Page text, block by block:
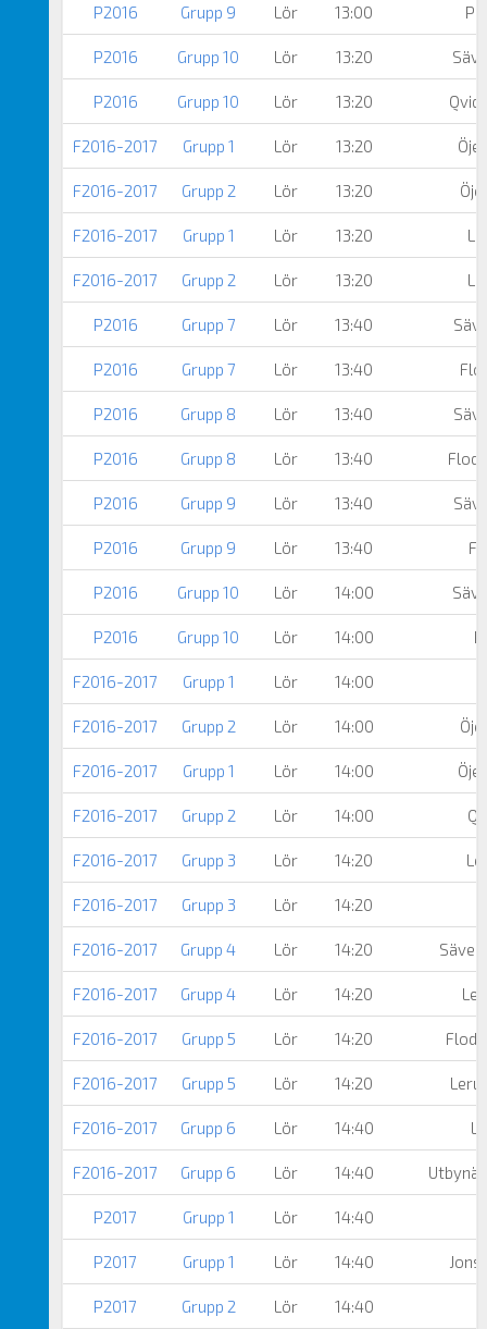
P2016 Grupp 9 Lör 13:00
P2016 Grupp 10 Lör 13:20
P2016 Grupp 10 Lör 13:20
F2016-2017 Grupp 1 Lör 13:20
F2016-2017 Grupp 2 Lör 13:20
F2016-2017 Grupp 1 Lör 13:20
F2016-2017 Grupp 2 Lör 13:20
P2016 Grupp 7 Lör 13:40
P2016 Grupp 7 Lör 13:40
P2016 Grupp 8 Lör 13:40
P2016 Grupp 8 Lör 13:40
P2016 Grupp 9 Lör 13:40
P2016 Grupp 9 Lör 13:40
P2016 Grupp 10 Lör 14:00
P2016 Grupp 10 Lör 14:00
F2016-2017 Grupp 1 Lör 14:00
F2016-2017 Grupp 2 Lör 14:00
F2016-2017 Grupp 1 Lör 14:00
F2016-2017 Grupp 2 Lör 14:00
F2016-2017 Grupp 3 Lör 14:20
F2016-2017 Grupp 3 Lör 14:20
F2016-2017 Grupp 4 Lör 14:20
F2016-2017 Grupp 4 Lör 14:20
F2016-2017 Grupp 5 Lör 14:20
F2016-2017 Grupp 5 Lör 14:20
F2016-2017 Grupp 6 Lör 14:40
F2016-2017 Grupp 6 Lör 14:40
P2017 Grupp 1 Lör 14:40
P2017 Grupp 1 Lör 14:40
P2017 Grupp 2 Lör 14:40